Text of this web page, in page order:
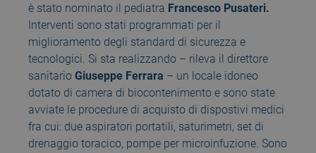
è stato nominato il pediatra Francesco Pusateri.
Interventi sono stati programmati per il
miglioramento degli standard di sicurezza e
tecnologici. Si sta realizzando – rileva il direttore
sanitario Giuseppe Ferrara – un locale idoneo
dotato di camera di biocontenimento e sono state
avviate le procedure di acquisto di dispostivi medici
fra cui: due aspiratori portatili, saturimetri, set di
drenaggio toracico, pompe per microinfuzione. Sono